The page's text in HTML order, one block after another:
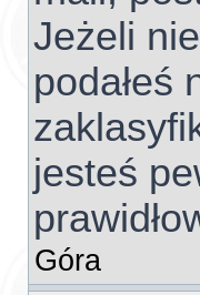
Jeżeli
podałeś
jesteś
Góra